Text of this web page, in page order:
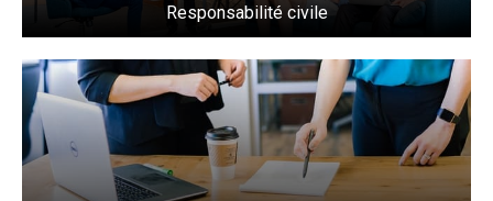
Responsabilité civile
Protection juridique
En savoir plus